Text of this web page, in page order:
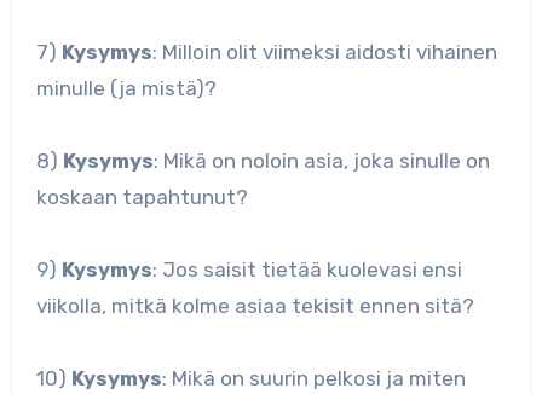
7) Kysymys: Milloin olit viimeksi aidosti vihainen
minulle (ja mistä)?
8) Kysymys: Mikä on noloin asia, joka sinulle on
koskaan tapahtunut?
9) Kysymys: Jos saisit tietää kuolevasi ensi
viikolla, mitkä kolme asiaa tekisit ennen sitä?
10) Kysymys: Mikä on suurin pelkosi ja miten